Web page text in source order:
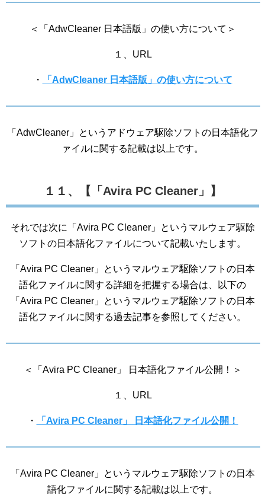
＜「AdwCleaner 日本語版」の使い方について＞
１、URL
・ 「AdwCleaner 日本語版」の使い方について
「AdwCleaner」というアドウェア駆除ソフトの日本語化フ
ァイルに関する記載は以上です。
１１、【「Avira PC Cleaner」】
それでは次に「Avira PC Cleaner」というマルウェア駆除
ソフトの日本語化ファイルについて記載いたします。
「Avira PC Cleaner」というマルウェア駆除ソフトの日本
語化ファイルに関する詳細を把握する場合は、以下の
「Avira PC Cleaner」というマルウェア駆除ソフトの日本
語化ファイルに関する過去記事を参照してください。
＜「Avira PC Cleaner」 日本語化ファイル公開！＞
１、URL
・ 「Avira PC Cleaner」 日本語化ファイル公開！
「Avira PC Cleaner」というマルウェア駆除ソフトの日本
語化ファイルに関する記載は以上です。